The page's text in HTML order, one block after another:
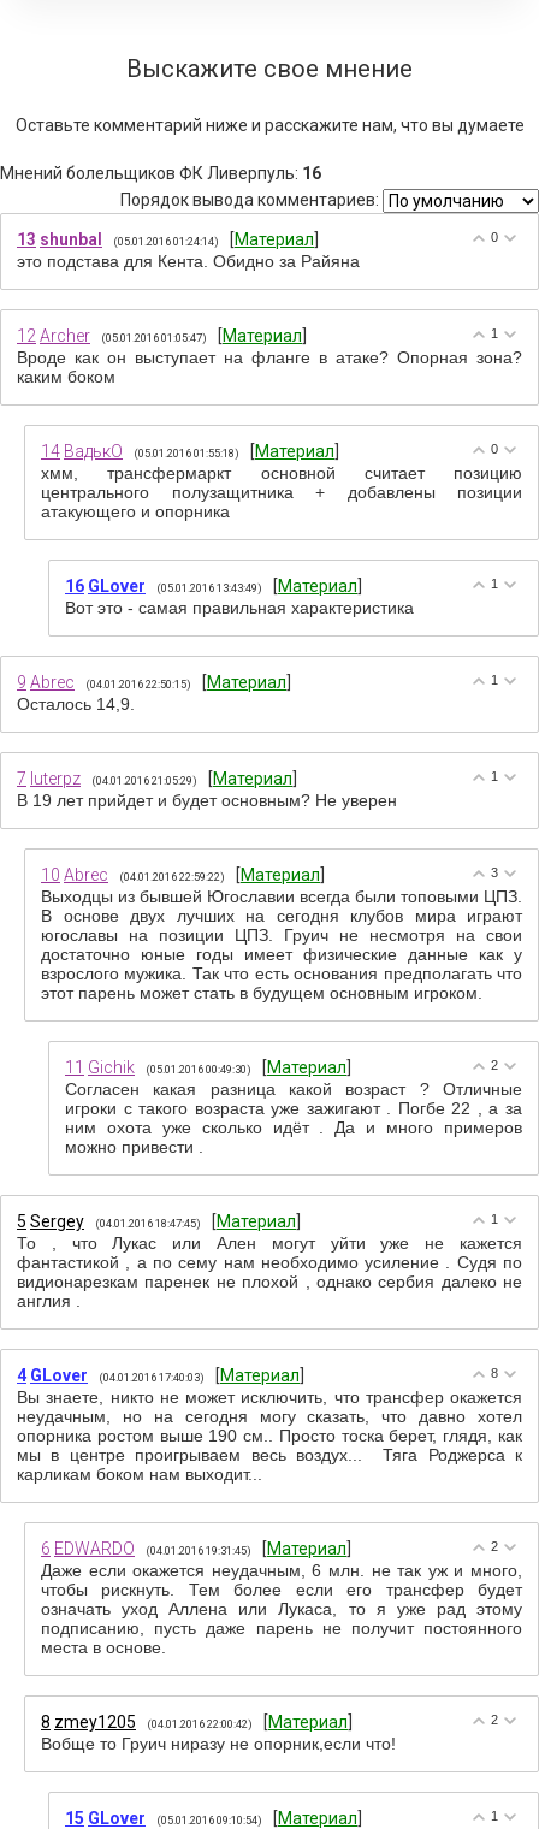
Выскажите свое мнение
Оставьте комментарий ниже и расскажите нам, что вы думаете
Мнений болельщиков ФК Ливерпуль: 16
Порядок вывода комментариев:
0
13 shunbal (05.01.2016 01:24:14) [Материал
это подстава для Кента. Обидно за Райяна
1
12 Archer (05.01.2016 01:05:47) [Материал
Вроде как он выступает на фланге в атаке? Опорная зона?
каким боком
0
14 ВадькО (05.01.2016 01:55:18) [Материал
хмм, трансфермаркт основной считает позицию
центрального полузащитника + добавлены позиции
атакующего и опорника
1
16 GLover (05.01.2016 13:43:49) [Материал
Вот это - самая правильная характеристика
1
9 Abrec (04.01.2016 22:50:15) [Материал
Осталось 14,9.
1
7 luterpz (04.01.2016 21:05:29) [Материал
В 19 лет прийдет и будет основным? Не уверен
3
10 Abrec (04.01.2016 22:59:22) [Материал
Выходцы из бывшей Югославии всегда были топовыми ЦПЗ.
В основе двух лучших на сегодня клубов мира играют
югославы на позиции ЦПЗ. Груич не несмотря на свои
достаточно юные годы имеет физические данные как у
взрослого мужика. Так что есть основания предполагать что
этот парень может стать в будущем основным игроком.
2
11 Gichik (05.01.2016 00:49:30) [Материал
Согласен какая разница какой возраст ? Отличные
игроки с такого возраста уже зажигают . Погбе 22 , а за
ним охота уже сколько идёт . Да и много примеров
можно привести .
1
5 Sergey (04.01.2016 18:47:45) [Материал
То , что Лукас или Ален могут уйти уже не кажется
фантастикой , а по сему нам необходимо усиление . Судя по
видионарезкам паренек не плохой , однако сербия далеко не
англия .
8
4 GLover (04.01.2016 17:40:03) [Материал
Вы знаете, никто не может исключить, что трансфер окажется
неудачным, но на сегодня могу сказать, что давно хотел
опорника ростом выше 190 см.. Просто тоска берет, глядя, как
мы в центре проигрываем весь воздух... Тяга Роджерса к
карликам боком нам выходит...
2
6 EDWARDO (04.01.2016 19:31:45) [Материал
Даже если окажется неудачным, 6 млн. не так уж и много,
чтобы рискнуть. Тем более если его трансфер будет
означать уход Аллена или Лукаса, то я уже рад этому
подписанию, пусть даже парень не получит постоянного
места в основе.
2
8 zmey1205 (04.01.2016 22:00:42) [Материал
Вобще то Груич ниразу не опорник,если что!
1
15 GLover (05.01.2016 09:10:54) [Материал